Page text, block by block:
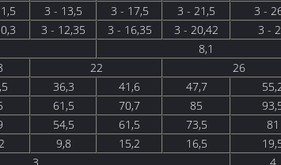
3 - 13,5 3 - 17,5 3 - 21,5
3 -
3 - 12,35 3 - 16,35 3 - 20,42
3 -
8,1
22 26
36,3 41,6 47,7
61,5 70,7 85
54,5 61,5 73,5
81
9,8 15,2 16,5